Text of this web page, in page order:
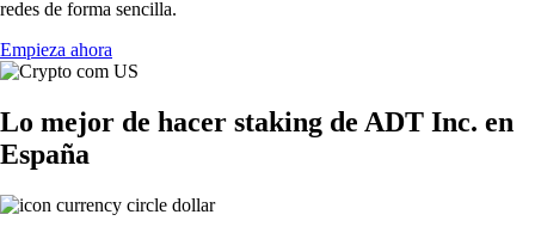
redes de forma sencilla.
Empieza ahora
Lo mejor de hacer staking de ADT Inc. en
España